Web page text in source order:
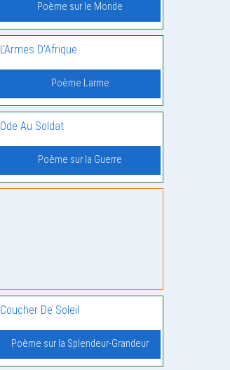
Poème sur le Monde
L’Armes D’Afrique
Poème Larme
Ode Au Soldat
Poème sur la Guerre
Coucher De Soleil
Poème sur la Splendeur-Grandeur